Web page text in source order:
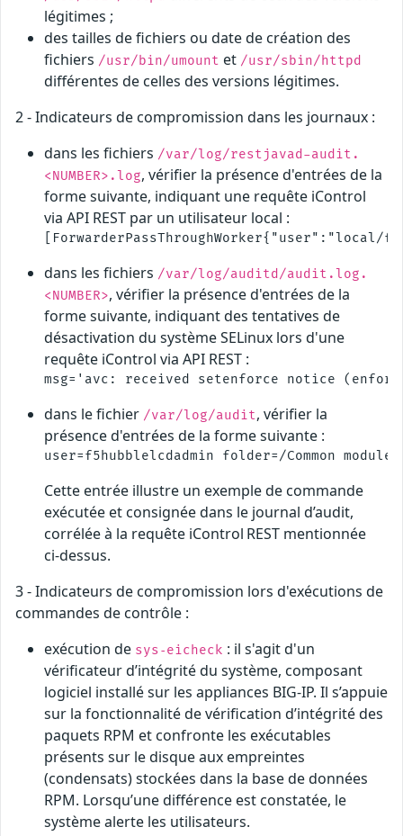
légitimes ;
des tailles de fichiers ou date de création des
fichiers /usr/bin/umount et /usr/sbin/httpd
différentes de celles des versions légitimes.
2 - Indicateurs de compromission dans les journaux :
dans les fichiers /var/log/restjavad-audit.
<NUMBER>.log, vérifier la présence d'entrées de la
forme suivante, indiquant une requête iControl
via API REST par un utilisateur local :
dans les fichiers /var/log/auditd/audit.log.
<NUMBER>, vérifier la présence d'entrées de la
forme suivante, indiquant des tentatives de
désactivation du système SELinux lors d'une
requête iControl via API REST :
dans le fichier /var/log/audit, vérifier la
présence d'entrées de la forme suivante :
Cette entrée illustre un exemple de commande
exécutée et consignée dans le journal d’audit,
corrélée à la requête iControl REST mentionnée
ci‑dessus.
3 - Indicateurs de compromission lors d'exécutions de
commandes de contrôle :
exécution de sys‑eicheck : il s'agit d'un
vérificateur d’intégrité du système, composant
logiciel installé sur les appliances BIG‑IP. Il s’appuie
sur la fonctionnalité de vérification d’intégrité des
paquets RPM et confronte les exécutables
présents sur le disque aux empreintes
(condensats) stockées dans la base de données
RPM. Lorsqu’une différence est constatée, le
système alerte les utilisateurs.